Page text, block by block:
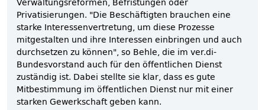
Privatisierungen. "Die Beschäftigten brauchen eine
starke Interessenvertretung, um diese Prozesse
mitgestalten und ihre Interessen einbringen und auch
durchsetzen zu können", so Behle, die im ver.di-
Bundesvorstand auch für den öffentlichen Dienst
zuständig ist. Dabei stellte sie klar, dass es gute
Mitbestimmung im öffentlichen Dienst nur mit einer
starken Gewerkschaft geben kann.